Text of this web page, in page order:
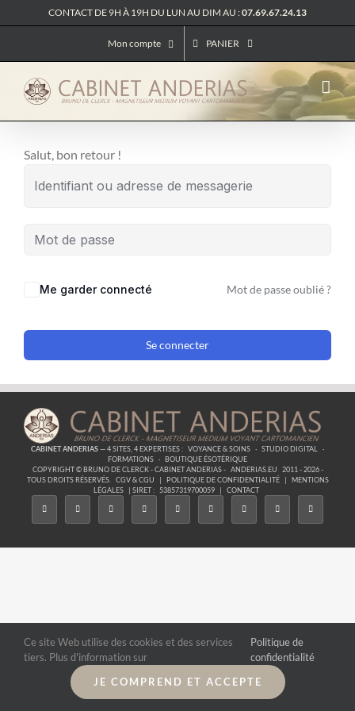
au
CONTACT DE 9H À 19H DU LUN AU DIM AU :07.69.67.24.13
Mon compte PANIER
Salut, bon retour !
Me garder connecté Mot de passe oublié ?
Se connecter
CABINET ANDERIAS— 4 SITES, 4 EXPERTISES : VOYANCE & SOINS · STUDIO DIGITAL
·
FORMATIONS · BOUTIQUE ÉSOTÉRIQUE
COPYRIGHT © BRUNO DE CLERCK - CABINET ANDERIAS - ANDERIAS.EU
2011 - 2026 -
TOUS DROITS RÉSERVÉS.
CGV & CGU | POLITIQUE DE CONFIDENTIALITÉ |
MENTIONS
LÉGALES
| SIRET : 53857319700059 | CONTACT
Ce site Web utilise des cookies et des services
tiers. Plus d'information sur
Politique de
confidentialité
JE COMPREND ET ACCEPTE